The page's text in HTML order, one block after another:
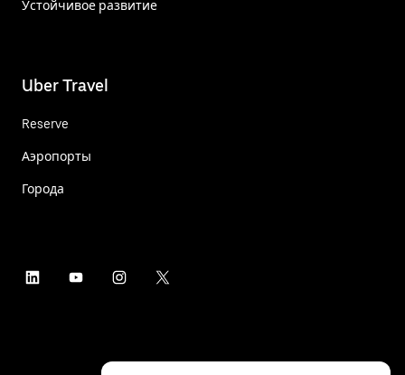
Устойчивое развитие
Uber Travel
Reserve
Аэропорты
Города